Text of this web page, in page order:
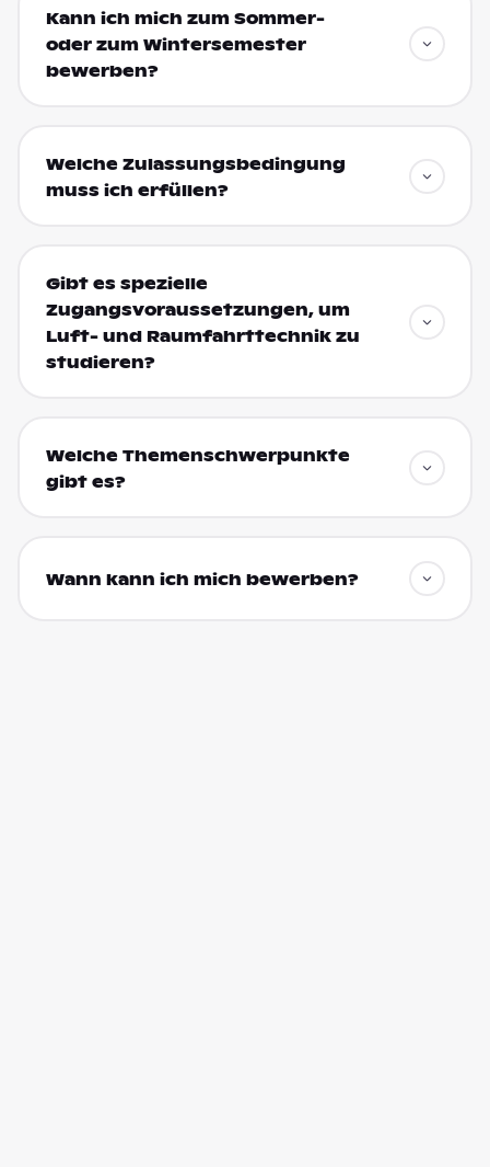
Kann ich mich zum Sommer-
oder zum Wintersemester
bewerben?
Welche Zulassungsbedingung
muss ich erfüllen?
Gibt es spezielle
Zugangsvoraussetzungen, um
Luft- und Raumfahrttechnik zu
studieren?
Welche Themenschwerpunkte
gibt es?
Wann kann ich mich bewerben?